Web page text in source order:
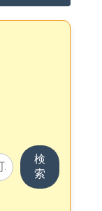
検
索